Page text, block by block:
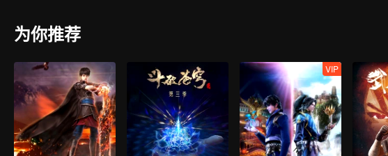
为你推荐
VIP